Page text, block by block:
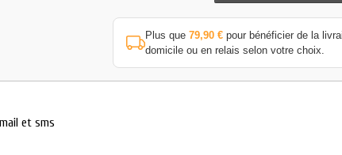
Plus que 79,90 €pour bénéficier de la
domicile ou en relais selon votre choix.
et sms